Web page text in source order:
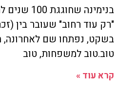
בנימינה
"רק עוד רחוב" שעובר בין
בשקט, נפתחו שם לאחרונה,
טוב.טוב למשפחות, טוב
קרא עוד »